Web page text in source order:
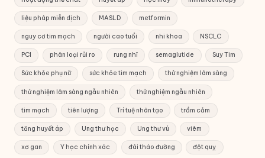
liệu pháp miễn dịch MASLD metformin
nguy cơ tim mạch người cao tuổi nhi khoa NSCLC
PCI phân loại rủi ro rung nhĩ semaglutide Suy Tim
Sức khỏe phụ nữ sức khỏe tim mạch thử nghiệm lâm sàng
thử nghiệm lâm sàng ngẫu nhiên thử nghiệm ngẫu nhiên
tim mạch tiên lượng Trí tuệ nhân tạo trầm cảm
tăng huyết áp Ung thư học Ung thư vú viêm
xơ gan Y học chính xác đái tháo đường đột quỵ